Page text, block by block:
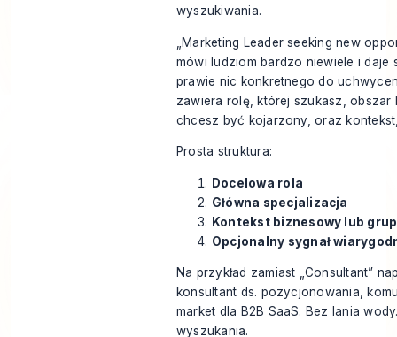
wyszukiwania.
„Marketing Leader seeking new
mówi ludziom bardzo niewiele i daje
prawie nic konkretnego do
zawiera rolę, której szukasz, obszar
chcesz być kojarzony, oraz
Prosta struktura:
Docelowa rola
Główna specjalizacja
Kontekst biznesowy lub
Opcjonalny sygnał
Na przykład zamiast „Consultant”
konsultant ds. pozycjonowania,
market dla B2B SaaS. Bez lania
wyszukania.